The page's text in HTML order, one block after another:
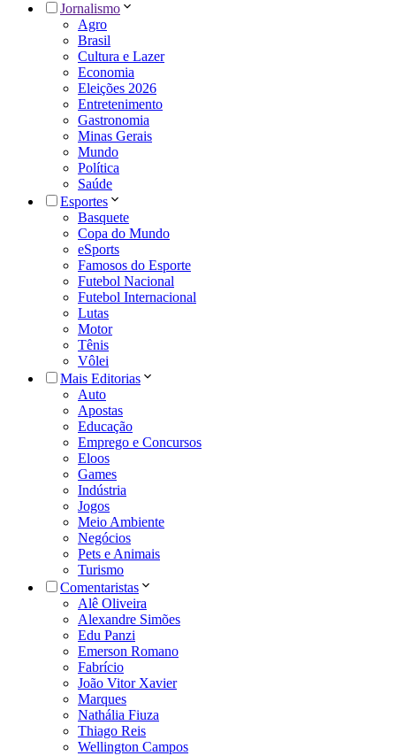
Jornalismo
Agro
Brasil
Cultura e Lazer
Economia
Eleições 2026
Entretenimento
Gastronomia
Minas Gerais
Mundo
Política
Saúde
Esportes
Basquete
Copa do Mundo
eSports
Famosos do Esporte
Futebol Nacional
Futebol Internacional
Lutas
Motor
Tênis
Vôlei
Mais Editorias
Auto
Apostas
Educação
Emprego e Concursos
Eloos
Games
Indústria
Jogos
Meio Ambiente
Negócios
Pets e Animais
Turismo
Comentaristas
Alê Oliveira
Alexandre Simões
Edu Panzi
Emerson Romano
Fabrício
João Vitor Xavier
Marques
Nathália Fiuza
Thiago Reis
Wellington Campos